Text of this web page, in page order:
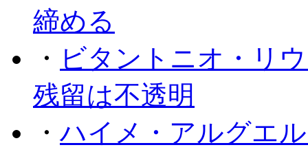
締める
・ ビタントニオ・リ
残留は不透明
・ハイメ・アルグエ